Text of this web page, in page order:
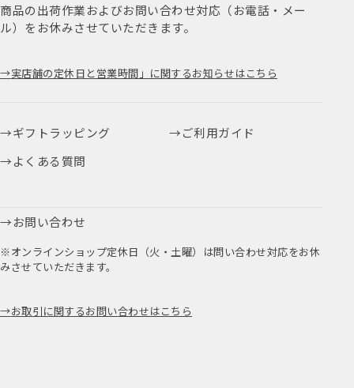
商品の出荷作業およびお問い合わせ対応（お電話・メー
ル）をお休みさせていただきます。
実店舗の定休日と営業時間」に関するお知らせはこちら
ギフトラッピング
ご利用ガイド
よくある質問
お問い合わせ
※オンラインショップ定休日（火・土曜）は問い合わせ対応をお休
みさせていただきます。
お取引に関するお問い合わせはこちら